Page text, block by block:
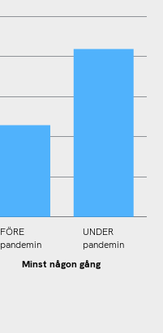
Minst någon gång
FÖRE
pandemin
UNDER
pandemin